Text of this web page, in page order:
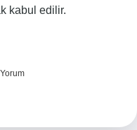
kabul edilir.